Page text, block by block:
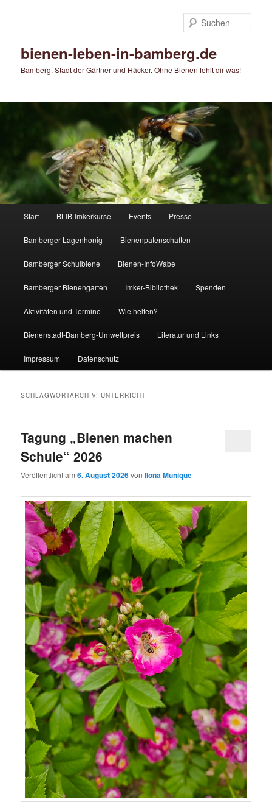
bienen-leben-in-bamberg.de
Bamberg. Stadt der Gärtner und Häcker. Ohne Bienen fehlt dir was!
Start BLIB-Imkerkurse Events Presse
Bamberger Lagenhonig Bienenpatenschaften
Bamberger Schulbiene Bienen-InfoWabe
Bamberger Bienengarten Imker-Bibliothek Spenden
Aktivitäten und Termine Wie helfen?
Bienenstadt-Bamberg-Umweltpreis Literatur und Links
Impressum Datenschutz
SCHLAGWORTARCHIV:UNTERRICHT
Tagung „Bienen machen
Schule“ 2026
Veröffentlicht am6. August 2026vonIlona Munique